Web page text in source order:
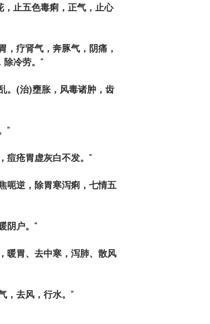
止五色毒痢，正气，止心
疗肾气，奔豚气，阴痛，
除冷劳。"
。(治)壅胀，风毒诸肿，齿
"
痘疮胃虚灰白不发。"
呃逆，除胃寒泻痢，七情五
阴户。"
暖胃、去中寒，泻肺、散风
，去风，行水。"